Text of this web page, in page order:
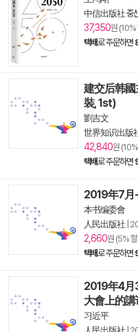
中信出版社 중
37,350원 (10%
택배로 주문하면
建交后韩
裝, 1st)
劉吉文
世界知识出版
42,840원
택배로 주문하면
2019年7月
本书编委會
人民出版社
2,660원 (5%
택배로 주문하면
2019年4月
大會上的
习近平